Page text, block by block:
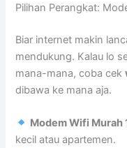
Pilihan Perangkat:
Biar internet makin
mendukung. Kalau lo
mana-mana, coba cek
dibawa ke mana aja.
Modem Wifi Murah
kecil atau apartemen.